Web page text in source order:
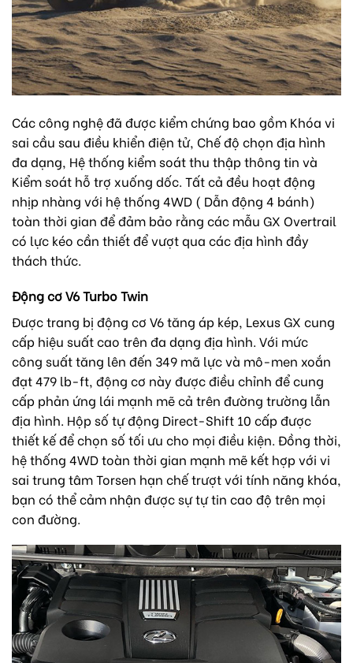
Các công nghệ đã được kiểm chứng bao gồm Khóa vi
sai cầu sau điều khiển điện tử, Chế độ chọn địa hình
đa dạng, Hệ thống kiểm soát thu thập thông tin và
Kiểm soát hỗ trợ xuống dốc. Tất cả đều hoạt động
nhịp nhàng với hệ thống 4WD ( Dẫn động 4 bánh)
toàn thời gian để đảm bảo rằng các mẫu GX Overtrail
có lực kéo cần thiết để vượt qua các địa hình đầy
thách thức.
Động cơ V6 Turbo Twin
Được trang bị động cơ V6 tăng áp kép, Lexus GX cung
cấp hiệu suất cao trên đa dạng địa hình. Với mức
công suất tăng lên đến 349 mã lực và mô-men xoắn
đạt 479 lb-ft, động cơ này được điều chỉnh để cung
cấp phản ứng lái mạnh mẽ cả trên đường trường lẫn
địa hình. Hộp số tự động Direct-Shift 10 cấp được
thiết kế để chọn số tối ưu cho mọi điều kiện. Đồng thời,
hệ thống 4WD toàn thời gian mạnh mẽ kết hợp với vi
sai trung tâm Torsen hạn chế trượt với tính năng khóa,
bạn có thể cảm nhận được sự tự tin cao độ trên mọi
con đường.